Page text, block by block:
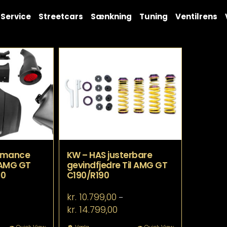
Service Streetcars Sænkning Tuning Ventilrens
GT
KW – HAS justerbare
gevindfjedre Til AMG GT
C190/R190
kr. 10.799,00 –
kr. 14.799,00Prisinterval: